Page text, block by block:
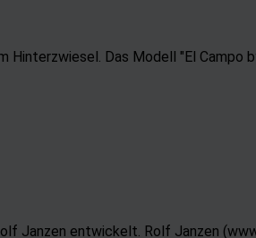
Das Modell "El Campo
Janzen entwickelt. Rolf Janzen